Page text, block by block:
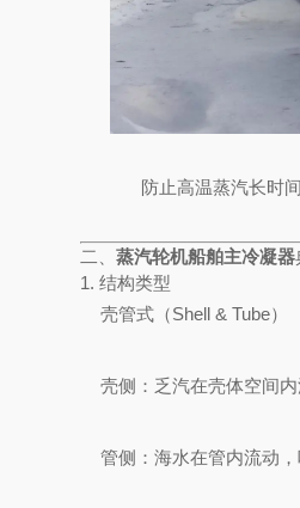
防止高温蒸汽长时
二、蒸汽轮机船舶主冷凝器
1. 结构类型
壳管式（Shell & Tube）
壳侧：乏汽在壳体空间
管侧：海水在管内流动，